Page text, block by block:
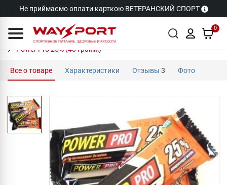
Не приймаємо оплати карткою ВЕТЕРАНСКИЙ СПОРТ
0
Power Pro 25% (40 грамм)
Все о товаре Характеристики Отзывы 3 Фото